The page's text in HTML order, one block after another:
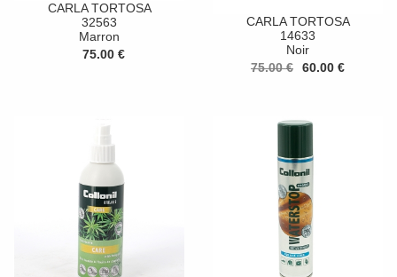
CARLA TORTOSA
32563
Marron
75.00 €
CARLA TORTOSA
14633
Noir
75.00 €
60.00 €